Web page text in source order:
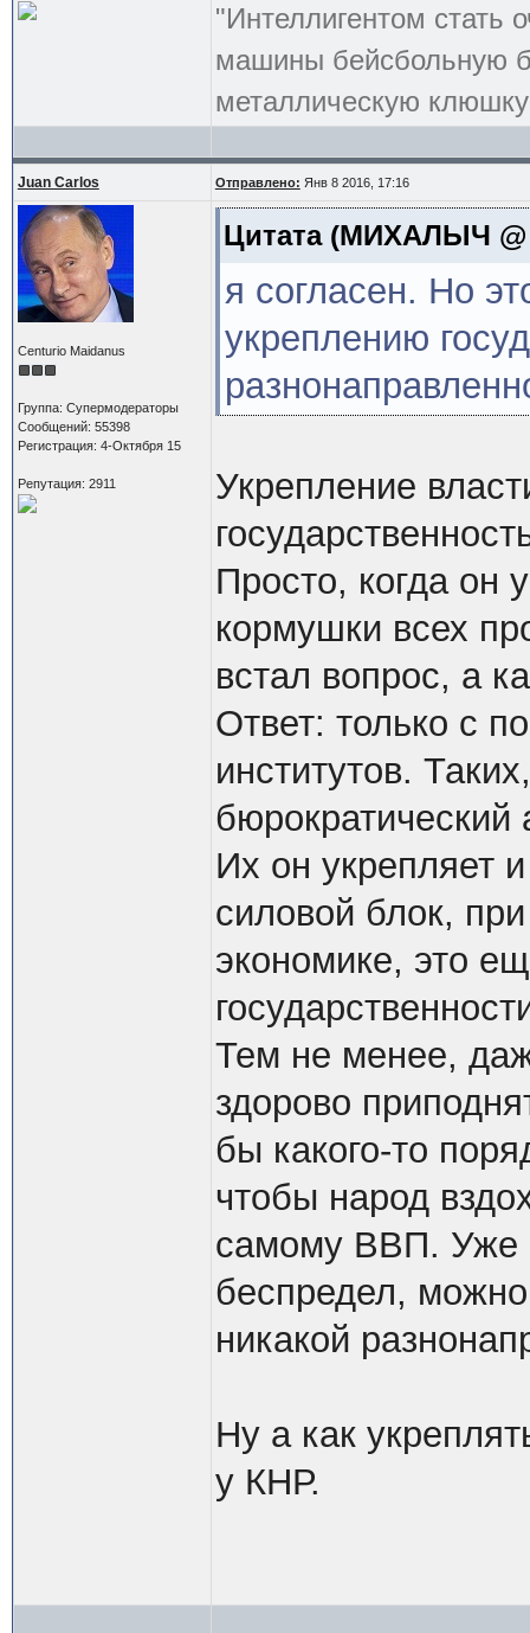
"Интеллигентом стать
машины бейсбольную
металлическую
Juan Carlos Отправлено: Янв 8 2016, 17:16
Centurio Maidanus
Группа: Супермодераторы
Сообщений: 55398
Регистрация: 4-Октября 15
Репутация: 2911
Цитата(МИХАЛЫЧ @
я согласен. Но
укреплению
Укрепление
Просто, когда он
кормушки всех
встал вопрос, а
Ответ: только с
институтов.
бюрократический
Их он укрепляет
силовой блок,
экономике, это
Тем не менее,
здорово
бы какого-то
чтобы народ
самому ВВП. Уже
беспредел,
никакой
Ну а как
у КНР.